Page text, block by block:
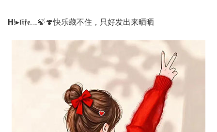
𝗛!▸𝖑𝖎𝖋𝖊﹏🍃🍄快乐藏不住，只好发出来晒晒